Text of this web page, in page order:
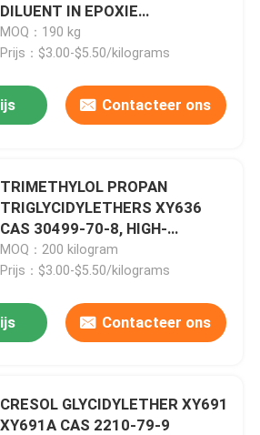
DILUENT IN EPOXIE
VOLKENLAKEN, POLYESTER OF
ACRYLIC HARSINTHESE VOOR
SYNTHESE VAN ALKYDE
HARSINEN
MOQ：190 kg
Prijs：$3.00-$5.50/kilograms
Contacteer ons
TRIMETHYLOL PROPAN
TRIGLYCIDYLETHERS XY636
CAS 30499-70-8, HIGH-
TEMPERATURE
ENCAPSULANTS/ADHESIVES,
SEALANTS, 100% SOLIDE
EPOXY COATINGS, MULTI-
MOQ：200 kilogram
Prijs：$3.00-$5.50/kilograms
Contacteer ons
CRESOL GLYCIDYLETHER XY691
XY691A CAS 2210-79-9